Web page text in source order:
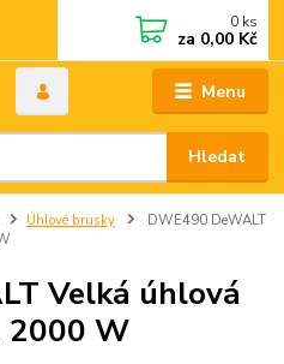
Menu
Hledat
0 ks
za 0,00 Kč
Úhlové brusky
DWE490 DeWALT
Velká úhlová
2000 W